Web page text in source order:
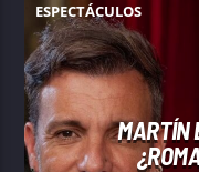
ESPECTÁCULOS
MARTÍN